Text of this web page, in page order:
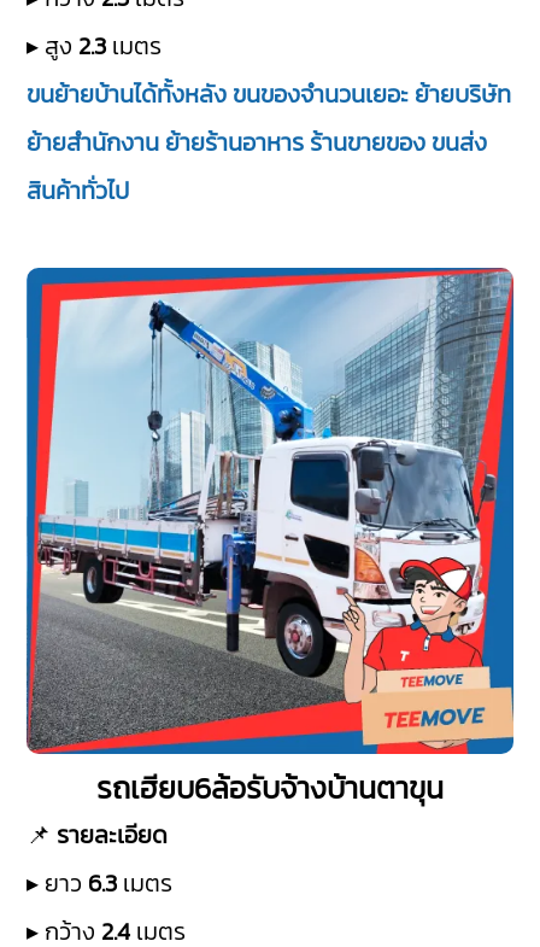
▸ สูง 2.3 เมตร
ขนย้ายบ้านได้ทั้งหลัง ขนของจำนวนเยอะ ย้ายบริษัท
ย้ายสำนักงาน ย้ายร้านอาหาร ร้านขายของ ขนส่ง
สินค้าทั่วไป
รถเฮียบ6ล้อรับจ้างบ้านตาขุน
📌 รายละเอียด
▸ ยาว 6.3 เมตร
▸ กว้าง 2.4 เมตร